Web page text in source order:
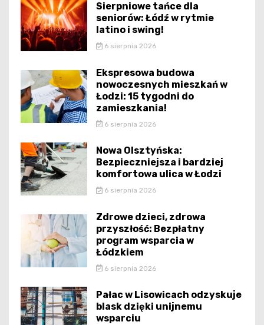
Sierpniowe tańce dla
seniorów: Łódź w rytmie
latino i swing!
6 sierpnia 2026
Ekspresowa budowa
nowoczesnych mieszkań w
Łodzi: 15 tygodni do
zamieszkania!
6 sierpnia 2026
Nowa Olsztyńska:
Bezpieczniejsza i bardziej
komfortowa ulica w Łodzi
6 sierpnia 2026
Zdrowe dzieci, zdrowa
przyszłość: Bezpłatny
program wsparcia w
Łódzkiem
6 sierpnia 2026
Pałac w Lisowicach odzyskuje
blask dzięki unijnemu
wsparciu